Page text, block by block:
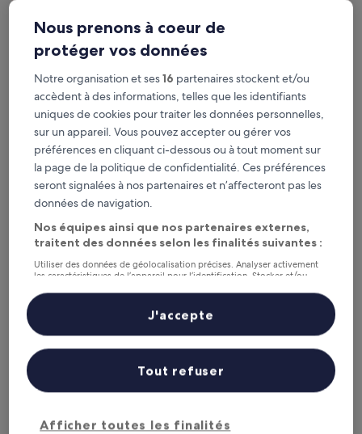
Consultez les prix pour ces dates
Ce soir
6 août - 7 août
Demain
7 août - 8 août
Ce week-end
7 août - 9 août
Le week-end prochain
14 août - 16 août
Sartenais Valinco : où
séjourner ?
Propriano : les meilleurs hôtels
Bartaccia Hotel
Bartaccia Hotel
Hotel
Hotel
Nous prenons à coeur de
protéger vos données
Notre organisation et ses16 partenaires stockent et/ou
accèdent à des informations, telles que les identifiants
uniques de cookies pour traiter les données personnelles,
sur un appareil. Vous pouvez accepter ou gérer vos
préférences en cliquant ci-dessous ou à tout moment sur
la page de la politique de confidentialité. Ces préférences
seront signalées à nos partenaires et n’affecteront pas les
données de navigation.
Nos équipes ainsi que nos partenaires externes,
traitent des données selon les finalités suivantes :
Utiliser des données de géolocalisation précises. Analyser activement
les caractéristiques de l’appareil pour l’identification. Stocker et/ou
personnalisés, mesure de performance des publicités et du contenu,
études d’audience et développement de services.
Liste de nos partenaires (fournisseurs)
Afficher toutes les finalités
Tout refuser
J'accepte